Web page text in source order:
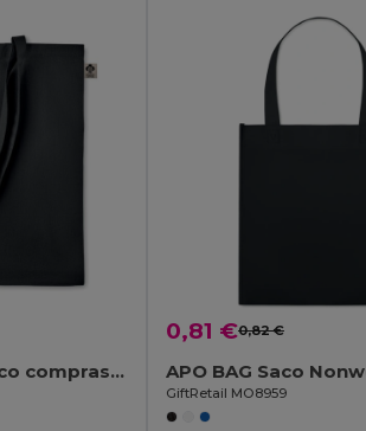
ZIMDE COLOUR Saco compras algodão orgânico
0,81 €0,82 €
GiftRetail MO8959